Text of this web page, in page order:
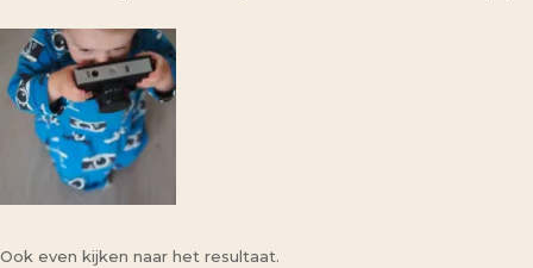
Ook even kijken naar het resultaat.